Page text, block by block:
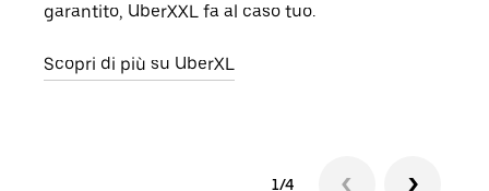
garantito, UberXXL fa al caso tuo.
Scopri di più su UberXL
1/4